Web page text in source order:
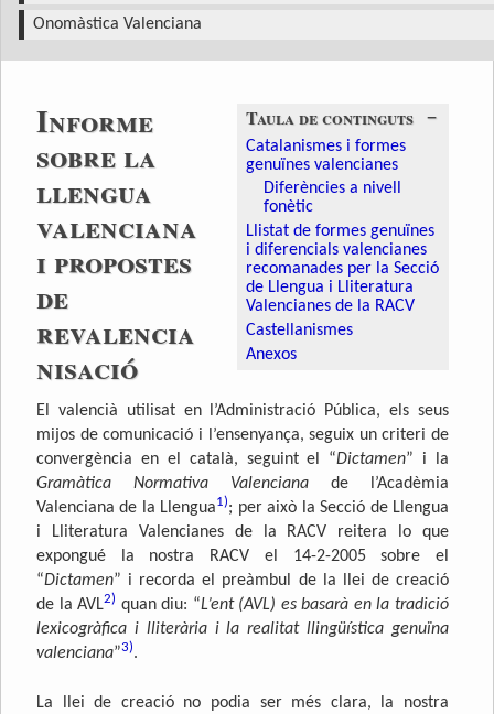
Onomàstica Valenciana
−
Taula de continguts
Catalanismes i formes
genuïnes valencianes
Diferències a nivell
fonètic
Llistat de formes genuïnes
i diferencials valencianes
recomanades per la Secció
de Llengua i Lliteratura
Valencianes de la RACV
Castellanismes
Anexos
Informe
sobre la
llengua
valenciana
i propostes
de
revalencia
nisació
El valencià utilisat en l’Administració Pública, els seus
mijos de comunicació i l’ensenyança, seguix un criteri de
convergència en el català, seguint el “Dictamen” i la
Gramàtica Normativa Valenciana de l’Acadèmia
Valenciana de la Llengua1); per això la Secció de Llengua
i Lliteratura Valencianes de la RACV reitera lo que
expongué la nostra RACV el 14-2-2005 sobre el
“Dictamen” i recorda el preàmbul de la llei de creació
de la AVL2) quan diu: “L’ent (AVL) es basarà en la tradició
lexicogràfica i lliterària i la realitat llingüística genuïna
valenciana”3).
La llei de creació no podia ser més clara, la nostra